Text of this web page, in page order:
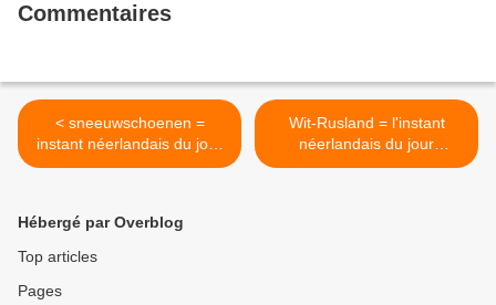
Commentaires
< sneeuwschoenen =
instant néerlandais du jour
(2022_02_25)
Wit-Rusland = l'instant
néerlandais du jour
(2022_02_01) >
Hébergé par Overblog
Top articles
Pages